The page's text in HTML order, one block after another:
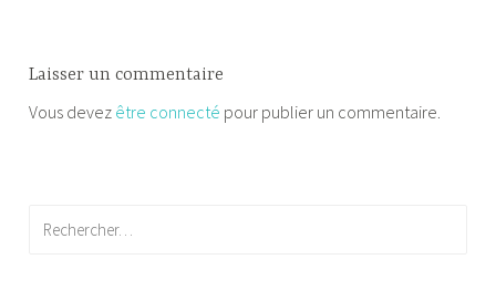
Laisser un commentaire
Vous devez être connecté pour publier un commentaire.